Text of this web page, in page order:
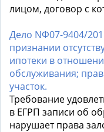
лицом, договор с
Дело NФ07-9404/
признании
ипотеки в
обслуживания;
участок.
Требование
в ЕГРП записи об
нарушает права